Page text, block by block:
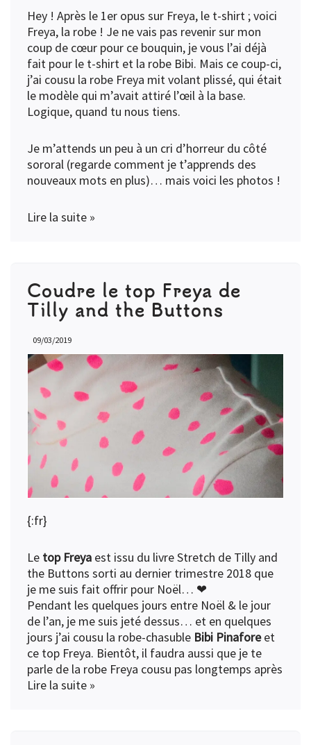
Hey ! Après le 1er opus sur Freya, le t-shirt ; voici
Freya, la robe ! Je ne vais pas revenir sur mon
coup de cœur pour ce bouquin, je vous l’ai déjà
fait pour le t-shirt et la robe Bibi. Mais ce coup-ci,
j’ai cousu la robe Freya mit volant plissé, qui était
le modèle qui m’avait attiré l’œil à la base.
Logique, quand tu nous tiens.
Je m’attends un peu à un cri d’horreur du côté
sororal (regarde comment je t’apprends des
nouveaux mots en plus)… mais voici les photos !
Lire la suite »
Coudre le top Freya de
Tilly and the Buttons
09/03/2019
{:fr}
Le top Freya est issu du livre Stretch de Tilly and
the Buttons sorti au dernier trimestre 2018 que
je me suis fait offrir pour Noël… ❤
Pendant les quelques jours entre Noël & le jour
de l’an, je me suis jeté dessus… et en quelques
jours j’ai cousu la robe-chasuble Bibi Pinaforeet
ce top Freya. Bientôt, il faudra aussi que je te
parle de la robe Freya cousu pas longtemps après
Lire la suite »